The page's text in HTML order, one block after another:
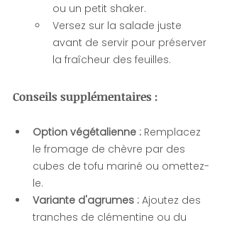
ou un petit shaker.
Versez sur la salade juste
avant de servir pour préserver
la fraîcheur des feuilles.
Conseils supplémentaires :
Option végétalienne : Remplacez
le fromage de chèvre par des
cubes de tofu mariné ou omettez-
le.
Variante d'agrumes : Ajoutez des
tranches de clémentine ou du